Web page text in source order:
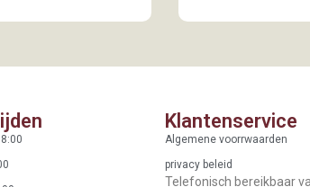
Klantenservice
Algemene voorrwaarden
privacy beleid
Telefonisch bereikbaar